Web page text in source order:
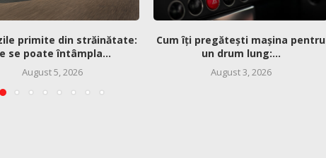
primite din străinătate:
se poate întâmpla...
August 5, 2026
Cum îți pregătești mașina pentru
un drum lung:...
August 3, 2026